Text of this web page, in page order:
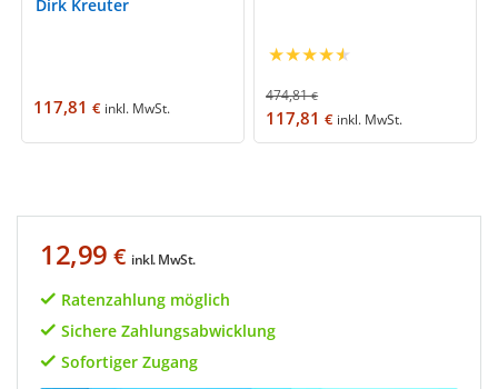
Dirk Kreuter
117,81€ inkl. MwSt.
★★★★★
474,81€
117,81€ inkl. MwSt.
12,99 € inkl. MwSt.
Ratenzahlung möglich
Sichere Zahlungsabwicklung
Sofortiger Zugang